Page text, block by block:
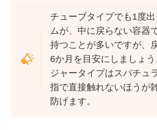
チューブタイプでも1度
ムが、中に戻らない容器
持つことが多いですが、
6か月を目安にしましょう
ジャータイプはスパチュ
指で直接触れないほうが
防げます。